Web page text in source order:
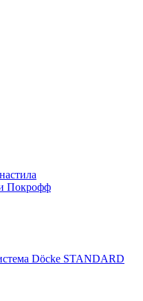
Покрофф
Döcke STANDARD